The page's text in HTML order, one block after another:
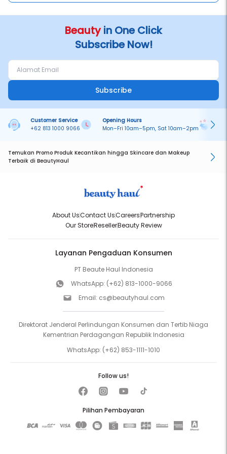
Creambath punya banyak varian yang bisa kamu bisa pilih sesuai
• Creambath Royal Jelly Extract cocok banget untuk kamu yang
memiliki rambut keringBeautyin One Click
Subscribe Now!
Subscribe
Customer Service
+62 813 1000 9066
Opening Hours
Mon–Fri 10am–5pm, Sat 10am–2pm
Temukan Promo Produk Kecantikan hingga Skincare dan Makeup
Terbaik di BeautyHaul
About UsContact UsCareersPartnership
Our StoreResellerBeauty Review
Layanan Pengaduan Konsumen
PT Beaute Haul Indonesia
WhatsApp: (+62) 813-1000-9066
Email: cs@beautyhaul.com
Direktorat Jenderal Perlindungan Konsumen dan Tertib Niaga
Kementrian Perdagangan Republik Indonesia
WhatsApp: (+62) 853-1111-1010
Pilihan Pembayaran
Follow us!